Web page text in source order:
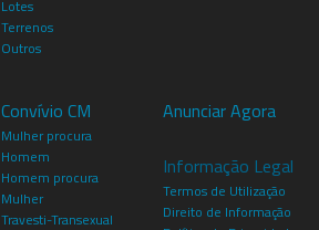
Lotes
Terrenos
Outros
Convívio CM
Mulher procura
Homem
Homem procura
Mulher
Travesti-Transexual
Anunciar Agora
Informação Legal
Termos de Utilização
Direito de Informação